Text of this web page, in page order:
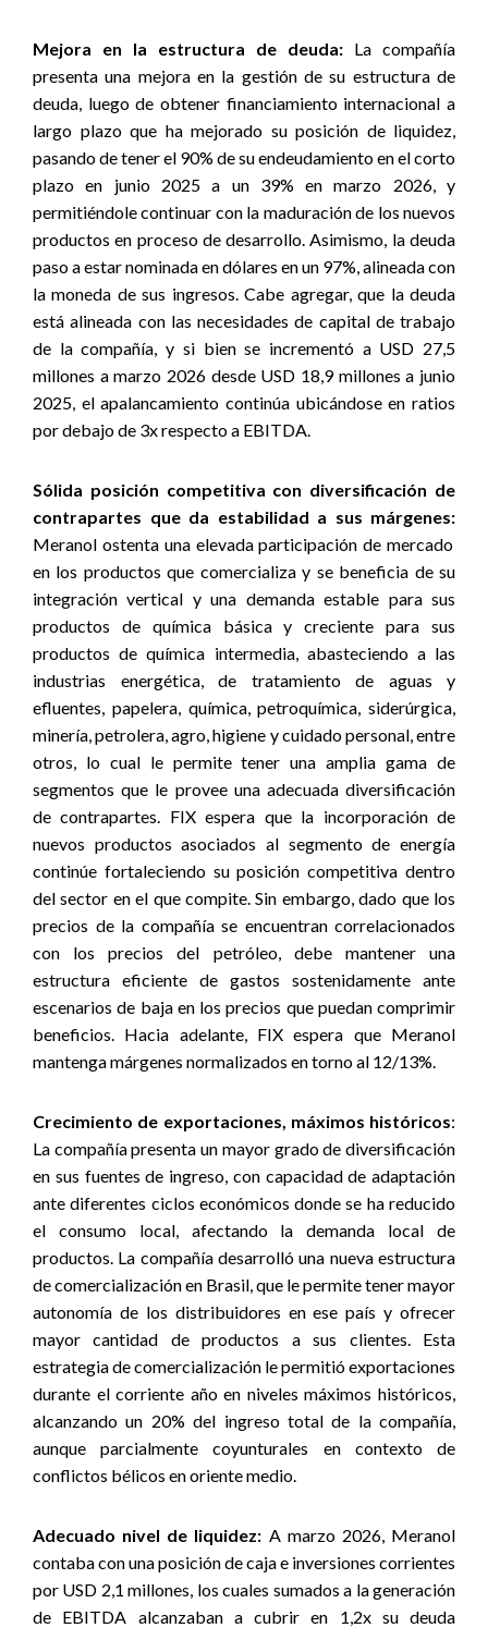
Mejora en la estructura de deuda: La compañía
presenta una mejora en la gestión de su estructura de
deuda, luego de obtener financiamiento internacional a
largo plazo que ha mejorado su posición de liquidez,
pasando de tener el 90% de su endeudamiento en el corto
plazo en junio 2025 a un 39% en marzo 2026, y
permitiéndole continuar con la maduración de los nuevos
productos en proceso de desarrollo. Asimismo, la deuda
paso a estar nominada en dólares en un 97%, alineada con
la moneda de sus ingresos. Cabe agregar, que la deuda
está alineada con las necesidades de capital de trabajo
de la compañía, y si bien se incrementó a USD 27,5
millones a marzo 2026 desde USD 18,9 millones a junio
2025, el apalancamiento continúa ubicándose en ratios
por debajo de 3x respecto a EBITDA.
Sólida posición competitiva con diversificación de
contrapartes que da estabilidad a sus márgenes:
Meranol ostenta una elevada participación de mercado
en los productos que comercializa y se beneficia de su
integración vertical y una demanda estable para sus
productos de química básica y creciente para sus
productos de química intermedia, abasteciendo a las
industrias energética, de tratamiento de aguas y
efluentes, papelera, química, petroquímica, siderúrgica,
minería, petrolera, agro, higiene y cuidado personal, entre
otros, lo cual le permite tener una amplia gama de
segmentos que le provee una adecuada diversificación
de contrapartes. FIX espera que la incorporación de
nuevos productos asociados al segmento de energía
continúe fortaleciendo su posición competitiva dentro
del sector en el que compite. Sin embargo, dado que los
precios de la compañía se encuentran correlacionados
con los precios del petróleo, debe mantener una
estructura eficiente de gastos sostenidamente ante
escenarios de baja en los precios que puedan comprimir
beneficios. Hacia adelante, FIX espera que Meranol
mantenga márgenes normalizados en torno al 12/13%.
Crecimiento de exportaciones, máximos históricos:
La compañía presenta un mayor grado de diversificación
en sus fuentes de ingreso, con capacidad de adaptación
ante diferentes ciclos económicos donde se ha reducido
el consumo local, afectando la demanda local de
productos. La compañía desarrolló una nueva estructura
de comercialización en Brasil, que le permite tener mayor
autonomía de los distribuidores en ese país y ofrecer
mayor cantidad de productos a sus clientes. Esta
estrategia de comercialización le permitió exportaciones
durante el corriente año en niveles máximos históricos,
alcanzando un 20% del ingreso total de la compañía,
aunque parcialmente coyunturales en contexto de
conflictos bélicos en oriente medio.
Adecuado nivel de liquidez: A marzo 2026, Meranol
contaba con una posición de caja e inversiones corrientes
por USD 2,1 millones, los cuales sumados a la generación
de EBITDA alcanzaban a cubrir en 1,2x su deuda